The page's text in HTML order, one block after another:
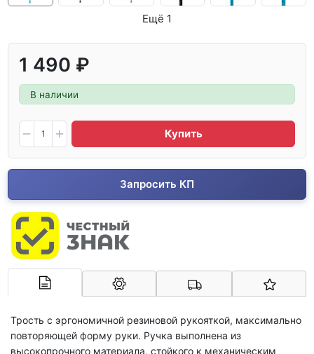
Ещё 1
1 490 ₽
В наличии
Купить
Запросить КП
Трость с эргономичной резиновой рукояткой, максимально
повторяющей форму руки. Ручка выполнена из
высокопрочного материала, стойкого к механическим